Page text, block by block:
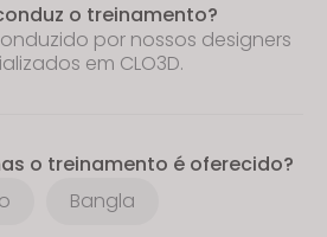
o treinamento?
por nossos designers
em CLO3D.
o treinamento é oferecido?
Bangla